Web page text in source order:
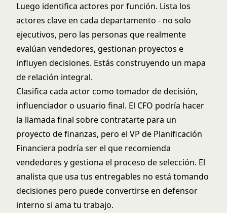
Luego identifica actores por función. Lista los
actores clave en cada departamento - no solo
ejecutivos, pero las personas que realmente
evalúan vendedores, gestionan proyectos e
influyen decisiones. Estás construyendo un mapa
de relación integral.
Clasifica cada actor como tomador de decisión,
influenciador o usuario final. El CFO podría hacer
la llamada final sobre contratarte para un
proyecto de finanzas, pero el VP de Planificación
Financiera podría ser el que recomienda
vendedores y gestiona el proceso de selección. El
analista que usa tus entregables no está tomando
decisiones pero puede convertirse en defensor
interno si ama tu trabajo.